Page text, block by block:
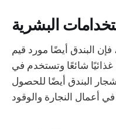
البشرية
البندق أيضًا مورد قيم
شائعًا وتستخدم في
البندق أيضًا للحصول